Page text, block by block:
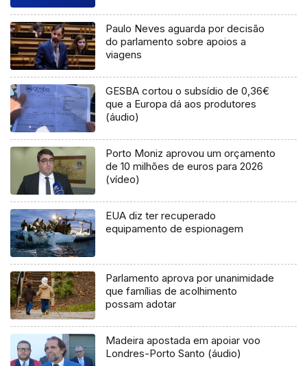
Paulo Neves aguarda por decisão
do parlamento sobre apoios a
viagens
GESBA cortou o subsídio de 0,36€
que a Europa dá aos produtores
(áudio)
Porto Moniz aprovou um orçamento
de 10 milhões de euros para 2026
(vídeo)
EUA diz ter recuperado
equipamento de espionagem
Parlamento aprova por unanimidade
que famílias de acolhimento
possam adotar
Madeira apostada em apoiar voo
Londres-Porto Santo (áudio)